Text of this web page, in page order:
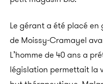
Le gérant a été placé
de Moissy-Cramayel
L’homme de 40 ans a
législation permettait la